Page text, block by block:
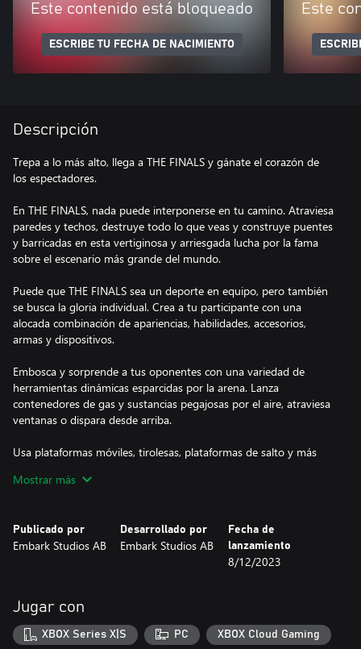
Este contenido está bloqueado
ESCRIBE TU FECHA DE NACIMIENTO
Este
Descripción
Trepa a lo más alto, llega a THE FINALS y gánate el corazón de
los espectadores.
En THE FINALS, nada puede interponerse en tu camino. Atraviesa
paredes y techos, destruye todo lo que veas y construye puentes
y barricadas en esta vertiginosa y arriesgada lucha por la fama
sobre el escenario más grande del mundo.
Puede que THE FINALS sea un deporte en equipo, pero también
se busca la gloria individual. Crea a tu participante con una
alocada combinación de apariencias, habilidades, accesorios,
armas y dispositivos.
Embosca y sorprende a tus oponentes con una variedad de
herramientas dinámicas esparcidas por la arena. Lanza
contenedores de gas y sustancias pegajosas por el aire, atraviesa
ventanas o dispara desde arriba.
Usa plataformas móviles, tirolesas, plataformas de salto y más
enemigos con botes de basura, macetas, sillas de oficina y
Tu imaginación es la que pone los límites.
Mostrar más
Publicado por
Embark Studios AB
Desarrollado por
Embark Studios AB
Fecha de
lanzamiento
8/12/2023
Jugar con
XBOX Series X|S PC XBOX Cloud Gaming